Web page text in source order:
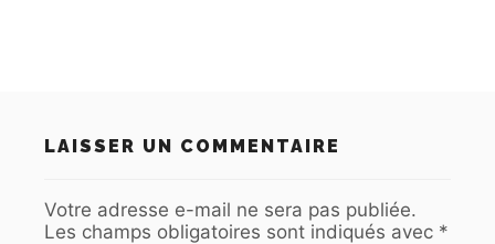
LAISSER UN COMMENTAIRE
Votre adresse e-mail ne sera pas publiée.
Les champs obligatoires sont indiqués avec *